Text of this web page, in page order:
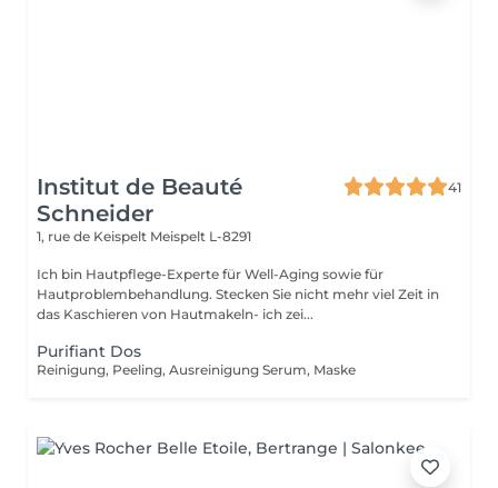
Institut de Beauté
Schneider
41
1, rue de Keispelt Meispelt L-8291
Ich bin Hautpflege-Experte für Well-Aging sowie für
Hautproblembehandlung. Stecken Sie nicht mehr viel Zeit in
das Kaschieren von Hautmakeln- ich zei...
Purifiant Dos
Reinigung, Peeling, Ausreinigung Serum, Maske